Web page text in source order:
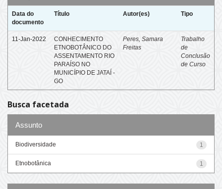
Data do
documento
Título Autor(es) Tipo
11-Jan-2022
CONHECIMENTO
ETNOBOTÂNICO DO
ASSENTAMENTO RIO
PARAÍSO NO
MUNICÍPIO DE JATAÍ -
GO
Peres, Samara
Freitas
Trabalho
de
Conclusão
de Curso
Busca facetada
Assunto
1
Biodiversidade
1
Etnobotânica